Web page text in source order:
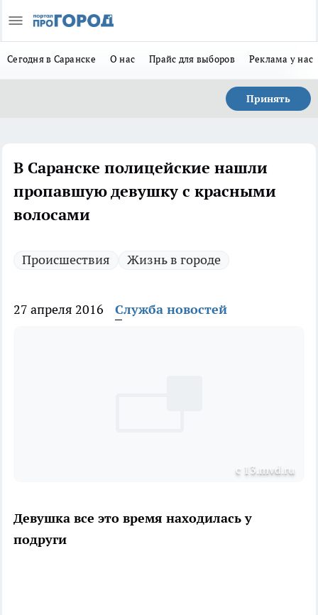
Сегодня в Саранске О нас Прайс для выборов Реклама у нас
Принять
В Саранске полицейские нашли
пропавшую девушку с красными
волосами
Происшествия Жизнь в городе
27 апреля 2016 Служба новостей
с 13.mvd.ru
Девушка все это время находилась у
подруги